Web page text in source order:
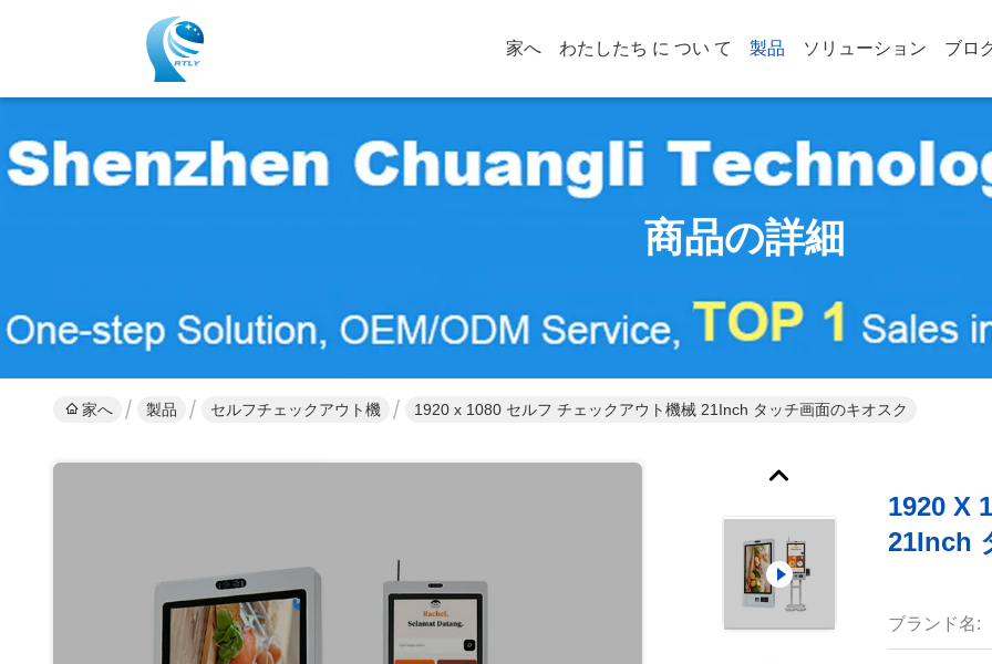
家へ わたしたち に つい て 製品 ソリューション ブロ
商品の詳細
家へ 製品 セルフチェックアウト機 1920 x 1080 セルフ チェックアウト機械 21Inch タッチ画面のキオスク
1920 X
21Inch
ブランド名: